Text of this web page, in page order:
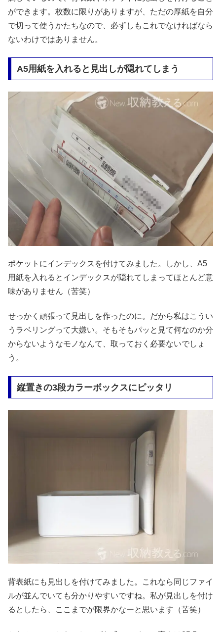
ができます。枚数に限りがありますが、ただの厚紙を自分
で切って使うかたちなので、必ずしもこれでなければなら
ないわけではありません。
A5用紙を入れると見出しが隠れてしまう
ポケットにインデックスを付けてみました。しかし、A5
用紙を入れるとインデックスが隠れてしまってほとんど意
味がありません（苦笑）
せっかく頑張って見出しを作ったのに。だから私はこうい
うラベリングって大嫌い。そもそもパッと見て何なのか分
からないようなモノなんて、取っておく必要ないでしょ
う。
縦置きの3段カラーボックスにピッタリ
背表紙にも見出しを付けてみました。これなら同じファイ
ルが並んでいても分かりやすいですね。私が見出しを付け
るとしたら、ここまでが限界かなーと思います（苦笑）